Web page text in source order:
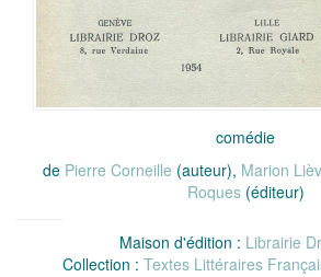
comédie
de Pierre Corneille (auteur), Marion
Roques(éditeur)
Maison d'édition : Librairie
Collection : Textes Littéraires